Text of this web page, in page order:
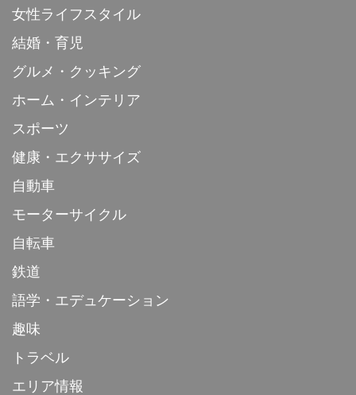
女性ライフスタイル
結婚・育児
グルメ・クッキング
ホーム・インテリア
スポーツ
健康・エクササイズ
自動車
モーターサイクル
自転車
鉄道
語学・エデュケーション
趣味
トラベル
エリア情報